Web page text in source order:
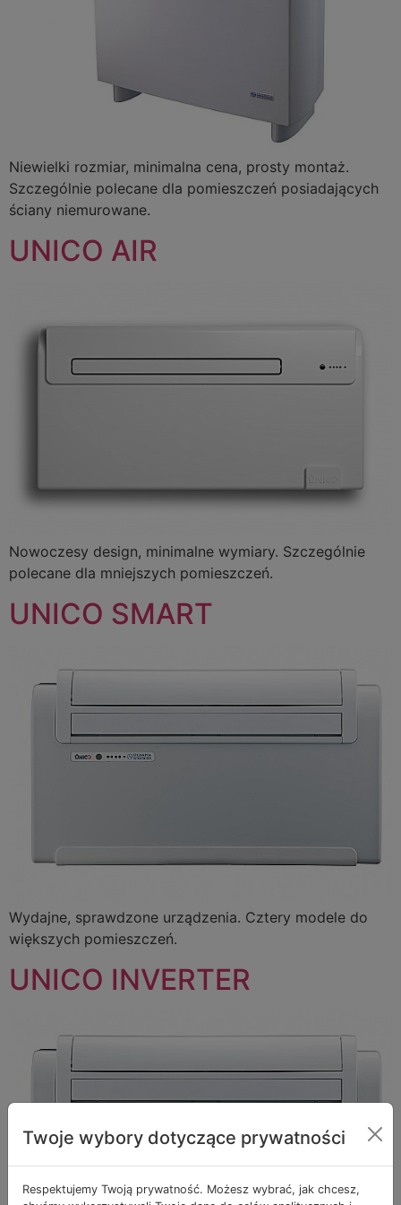
Niewielki rozmiar, minimalna cena, prosty montaż.
Szczególnie polecane dla pomieszczeń posiadających
ściany niemurowane.
UNICO AIR
Nowoczesy design, minimalne wymiary. Szczególnie
polecane dla mniejszych pomieszczeń.
UNICO SMART
Wydajne, sprawdzone urządzenia. Cztery modele do
większych pomieszczeń.
UNICO INVERTER
Twoje wybory dotyczące prywatności
Respektujemy Twoją prywatność. Możesz wybrać, jak chcesz,